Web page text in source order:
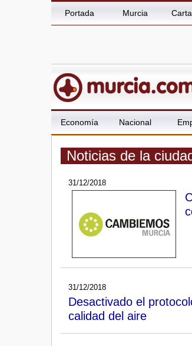
Portada Murcia
Economía Nacional
Noticias de la
31/12/2018
31/12/2018
Desactivado el
calidad del aire